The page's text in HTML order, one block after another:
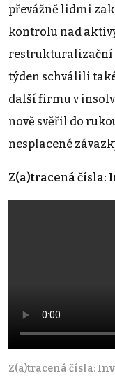
převážně lidmi
kontrolu nad
restrukturalizační
týden schválili
další firmu v
nově svěřil do
nesplacené
Z(a)tracená čísla:
Z(a)tracená čísla: